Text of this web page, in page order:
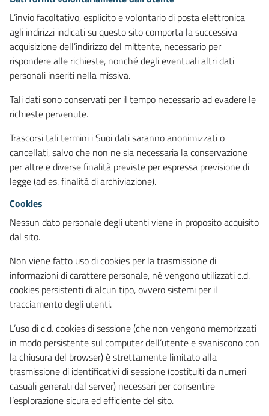
L’invio facoltativo, esplicito e volontario di posta elettronica
agli indirizzi indicati su questo sito comporta la successiva
acquisizione dell’indirizzo del mittente, necessario per
rispondere alle richieste, nonché degli eventuali altri dati
personali inseriti nella missiva.
Tali dati sono conservati per il tempo necessario ad evadere le
richieste pervenute.
Trascorsi tali termini i Suoi dati saranno anonimizzati o
cancellati, salvo che non ne sia necessaria la conservazione
per altre e diverse finalità previste per espressa previsione di
legge (ad es. finalità di archiviazione).
Cookies
Nessun dato personale degli utenti viene in proposito acquisito
dal sito.
Non viene fatto uso di cookies per la trasmissione di
informazioni di carattere personale, né vengono utilizzati c.d.
cookies persistenti di alcun tipo, ovvero sistemi per il
tracciamento degli utenti.
L’uso di c.d. cookies di sessione (che non vengono memorizzati
in modo persistente sul computer dell’utente e svaniscono con
la chiusura del browser) è strettamente limitato alla
trasmissione di identificativi di sessione (costituiti da numeri
casuali generati dal server) necessari per consentire
l’esplorazione sicura ed efficiente del sito.